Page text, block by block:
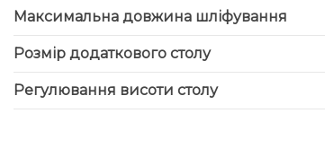
Максимальна довжина шліфування
Розмір додаткового столу
Регулювання висоти столу